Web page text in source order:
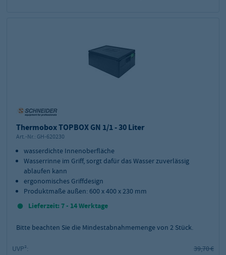
Thermobox TOPBOX GN 1/1 - 30 Liter
Art.-Nr.: GH-620230
wasserdichte Innenoberfläche
Wasserrinne im Griff, sorgt dafür das Wasser zuverlässig
ablaufen kann
ergonomisches Griffdesign
Produktmaße außen: 600 x 400 x 230 mm
Lieferzeit: 7 - 14 Werktage
Bitte beachten Sie die Mindestabnahmemenge von 2 Stück.
UVP²:
39,70 €